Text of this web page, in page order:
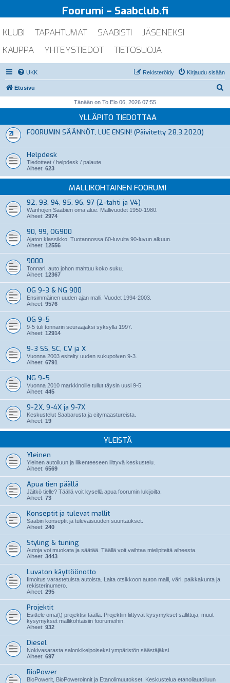
Foorumi – Saabclub.fi
KLUBI TAPAHTUMAT SAABISTI
JÄSENEKSI
KAUPPA
YHTEYSTIEDOT TIETOSUOJA
UKK Kirjaudu sisään
Rekisteröidy
Etusivu
i
Tänään on To Elo 06, 2026 07:55
YLLÄPITO TIEDOTTAA
FOORUMIN SÄÄNNÖT, LUE ENSIN! (Päivitetty 28.3.2020)
Helpdesk
Tiedotteet / helpdesk / palaute.
Aiheet: 623
MALLIKOHTAINEN FOORUMI
92, 93, 94, 95, 96, 97 (2-tahti ja V4)
Wanhojen Saabien oma alue. Mallivuodet 1950-1980.
Aiheet: 2974
90, 99, OG900
Ajaton klassikko. Tuotannossa 60-luvulta 90-luvun alkuun.
Aiheet: 12556
9000
Tonnari, auto johon mahtuu koko suku.
Aiheet: 12367
OG 9-3 & NG 900
Ensimmäinen uuden ajan malli. Vuodet 1994-2003.
Aiheet: 9576
OG 9-5
9-5 tuli tonnarin seuraajaksi syksyllä 1997.
Aiheet: 12914
9-3 SS, SC, CV ja X
Vuonna 2003 esitelty uuden sukupolven 9-3.
Aiheet: 6791
NG 9-5
Vuonna 2010 markkinoille tullut täysin uusi 9-5.
Aiheet: 445
9-2X, 9-4X ja 9-7X
Keskustelut Saabarusta ja citymaastureista.
Aiheet: 19
YLEISTÄ
Yleinen
Yleinen autoiluun ja liikenteeseen liittyvä keskustelu.
Aiheet: 6569
Apua tien päällä
Jäitkö tielle? Täällä voit kysellä apua foorumin lukijoilta.
Aiheet: 73
Konseptit ja tulevat mallit
Saabin konseptit ja tulevaisuuden suuntaukset.
Aiheet: 240
Styling & tuning
Autoja voi muokata ja säätää. Täällä voit vaihtaa mielipiteitä aiheesta.
Aiheet: 3443
Luvaton käyttöönotto
Ilmoitus varastetuista autoista. Laita otsikkoon auton malli, väri, paikkakunta ja
rekisterinumero.
Aiheet: 295
Projektit
Esittele oma(t) projektisi täällä. Projektiin liittyvät kysymykset sallittuja, muut
kysymykset mallikohtaisiin foorumeihin.
Aiheet: 932
Diesel
Nokivasarasta salonkikelpoiseksi ympäristön säästäjäksi.
Aiheet: 697
BioPower
BioPowerit, BioPoweroinnit ja Etanolimuutokset. Keskustelua etanoliautoiluun